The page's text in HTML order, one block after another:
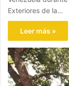
Exteriores de la…
Leer más »